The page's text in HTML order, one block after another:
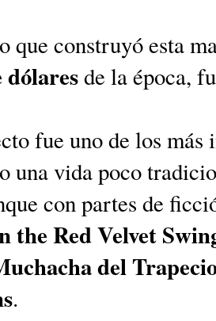
que construyó esta
dólaresde la época,
fue uno de los más
una vida poco
con partes de
the Red Velvet
del
.